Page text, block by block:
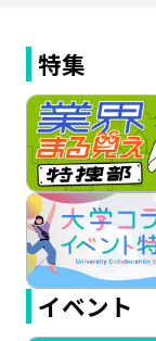
特集
イベント